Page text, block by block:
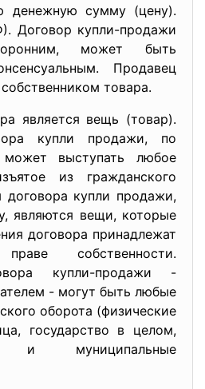
денежную сумму (цену).
Договор купли-продажи
может быть
Продавец
товара.
является вещь (товар).
купли продажи, по
выступать любое
из гражданского
договора купли продажи,
являются вещи, которые
договора принадлежат
собственности.
купли-продажи -
- могут быть любые
оборота (физические
государство в целом,
и муниципальные